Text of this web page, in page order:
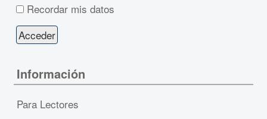
Recordar mis datos
Información
Para Lectores